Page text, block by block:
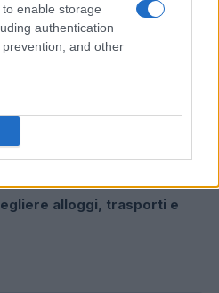
enable storage
authentication
and other
alloggi, trasporti e